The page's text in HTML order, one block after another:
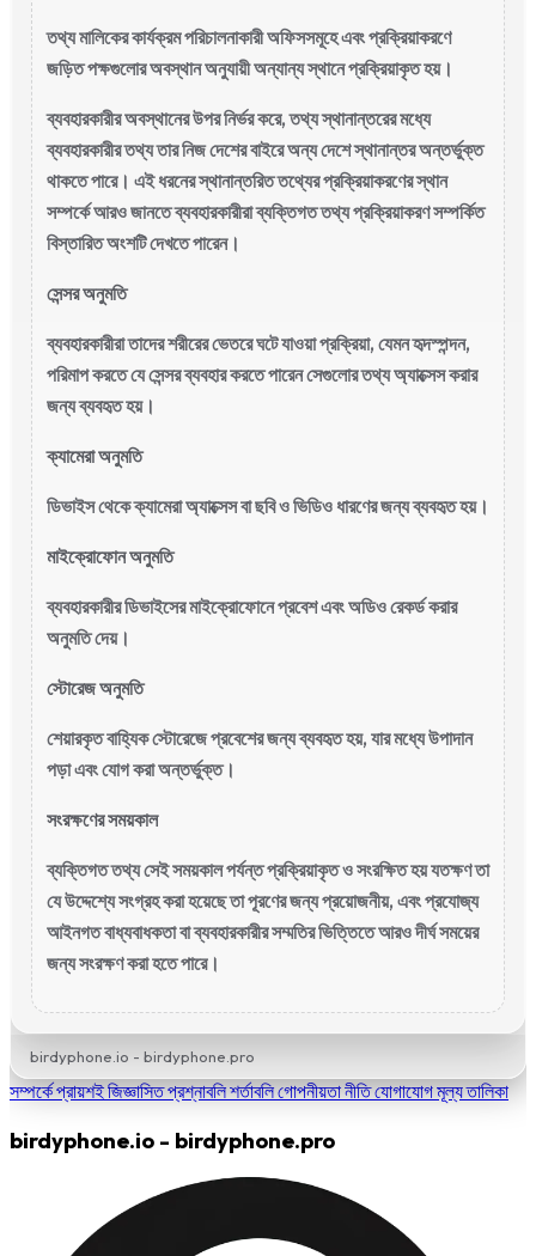
তথ্য মালিকের কার্যক্রম পরিচালনাকারী অফিসসমূহে এবং প্রক্রিয়াকরণে
জড়িত পক্ষগুলোর অবস্থান অনুযায়ী অন্যান্য স্থানে প্রক্রিয়াকৃত হয়।
ব্যবহারকারীর অবস্থানের উপর নির্ভর করে, তথ্য স্থানান্তরের মধ্যে
ব্যবহারকারীর তথ্য তার নিজ দেশের বাইরে অন্য দেশে স্থানান্তর অন্তর্ভুক্ত
থাকতে পারে। এই ধরনের স্থানান্তরিত তথ্যের প্রক্রিয়াকরণের স্থান
সম্পর্কে আরও জানতে ব্যবহারকারীরা ব্যক্তিগত তথ্য প্রক্রিয়াকরণ সম্পর্কিত
বিস্তারিত অংশটি দেখতে পারেন।
সেন্সর অনুমতি
ব্যবহারকারীরা তাদের শরীরের ভেতরে ঘটে যাওয়া প্রক্রিয়া, যেমন হৃদস্পন্দন,
পরিমাপ করতে যে সেন্সর ব্যবহার করতে পারেন সেগুলোর তথ্য অ্যাক্সেস করার
জন্য ব্যবহৃত হয়।
ক্যামেরা অনুমতি
ডিভাইস থেকে ক্যামেরা অ্যাক্সেস বা ছবি ও ভিডিও ধারণের জন্য ব্যবহৃত হয়।
মাইক্রোফোন অনুমতি
ব্যবহারকারীর ডিভাইসের মাইক্রোফোনে প্রবেশ এবং অডিও রেকর্ড করার
অনুমতি দেয়।
স্টোরেজ অনুমতি
শেয়ারকৃত বাহ্যিক স্টোরেজে প্রবেশের জন্য ব্যবহৃত হয়, যার মধ্যে উপাদান
পড়া এবং যোগ করা অন্তর্ভুক্ত।
সংরক্ষণের সময়কাল
ব্যক্তিগত তথ্য সেই সময়কাল পর্যন্ত প্রক্রিয়াকৃত ও সংরক্ষিত হয় যতক্ষণ তা
যে উদ্দেশ্যে সংগ্রহ করা হয়েছে তা পূরণের জন্য প্রয়োজনীয়, এবং প্রযোজ্য
আইনগত বাধ্যবাধকতা বা ব্যবহারকারীর সম্মতির ভিত্তিতে আরও দীর্ঘ সময়ের
জন্য সংরক্ষণ করা হতে পারে।
birdyphone.io - birdyphone.pro
সম্পর্কেপ্রায়শই জিজ্ঞাসিত প্রশ্নাবলিশর্তাবলিগোপনীয়তা নীতিযোগাযোগমূল্য তালিকা
birdyphone.io - birdyphone.pro